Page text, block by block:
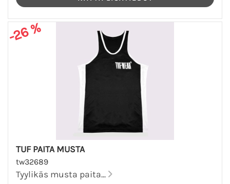
-26 %
TUF PAITA MUSTA
tw32689
Tyylikäs musta paita...